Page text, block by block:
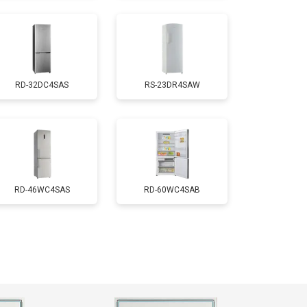
Заказать
1700 ₽ Заказать
4750 ₽ Заказать
3650 ₽
RD-32DC4SAS RS-23DR4SAW
RD-46WC4SAS RD-60WC4SAB